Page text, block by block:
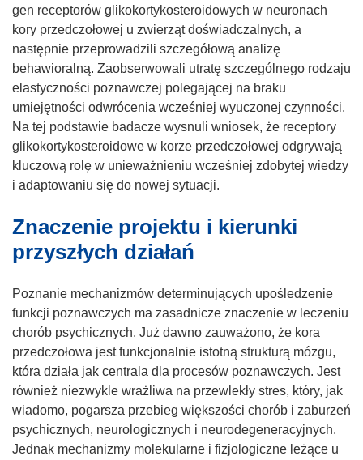
gen receptorów glikokortykosteroidowych w neuronach
kory przedczołowej u zwierząt doświadczalnych, a
następnie przeprowadzili szczegółową analizę
behawioralną. Zaobserwowali utratę szczególnego rodzaju
elastyczności poznawczej polegającej na braku
umiejętności odwrócenia wcześniej wyuczonej czynności.
Na tej podstawie badacze wysnuli wniosek, że receptory
glikokortykosteroidowe w korze przedczołowej odgrywają
kluczową rolę w unieważnieniu wcześniej zdobytej wiedzy
i adaptowaniu się do nowej sytuacji.
Znaczenie projektu i kierunki
przyszłych działań
Poznanie mechanizmów determinujących upośledzenie
funkcji poznawczych ma zasadnicze znaczenie w leczeniu
chorób psychicznych. Już dawno zauważono, że kora
przedczołowa jest funkcjonalnie istotną strukturą mózgu,
która działa jak centrala dla procesów poznawczych. Jest
również niezwykle wrażliwa na przewlekły stres, który, jak
wiadomo, pogarsza przebieg większości chorób i zaburzeń
psychicznych, neurologicznych i neurodegeneracyjnych.
Jednak mechanizmy molekularne i fizjologiczne leżące u